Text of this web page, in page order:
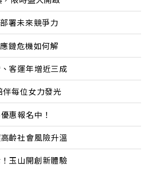
署未來競爭力
鏈危機如何解
客運年增近三成
每位女力發光
惠報名中！
齡社會風險升溫
玉山開創新體驗